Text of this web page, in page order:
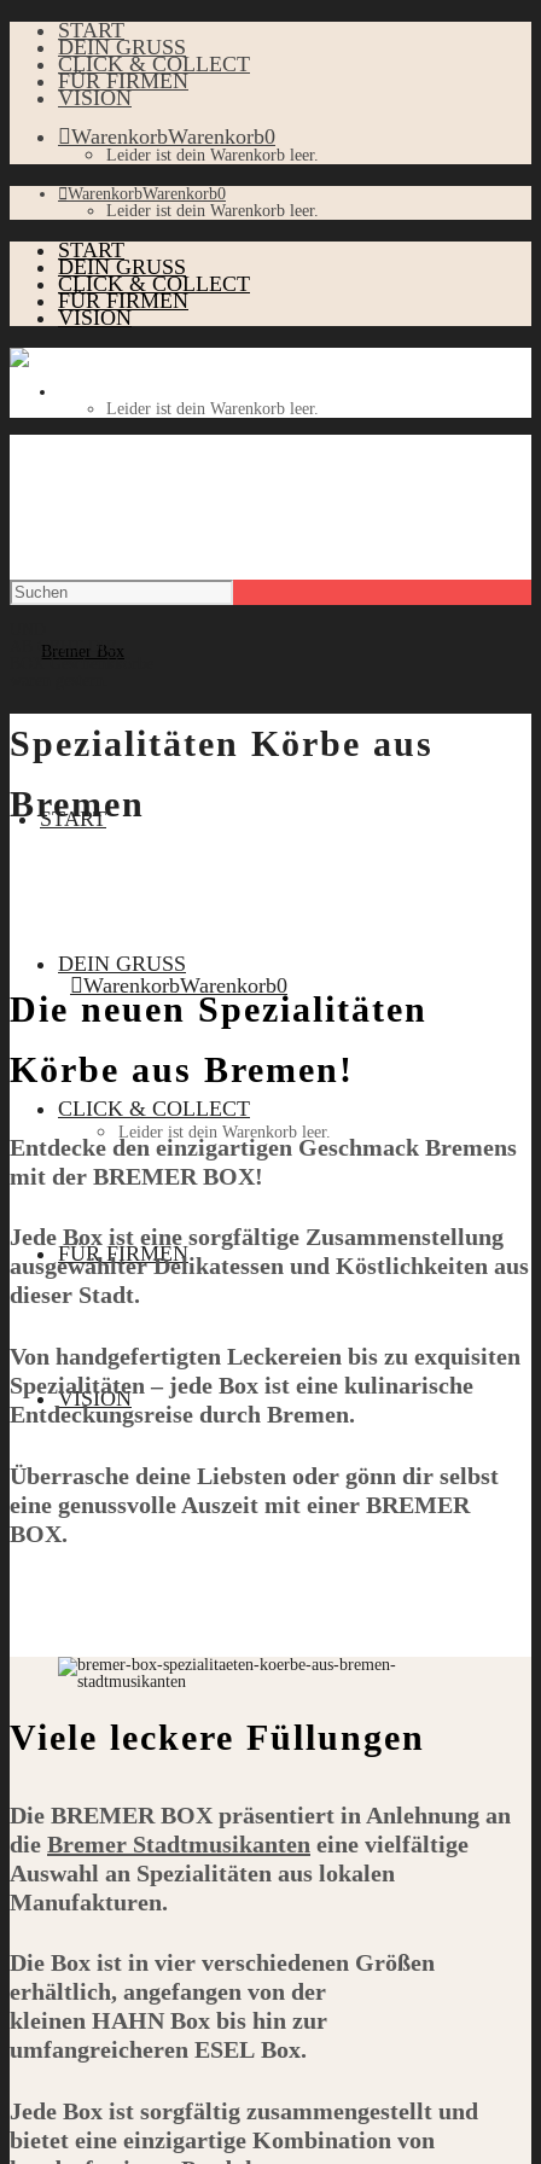
START
DEIN GRUSS
CLICK & COLLECT
FÜR FIRMEN
VISION
WarenkorbWarenkorb0
Leider ist dein Warenkorb leer.
WarenkorbWarenkorb0
Leider ist dein Warenkorb leer.
START
DEIN GRUSS
CLICK & COLLECT
FÜR FIRMEN
VISION
Leider ist dein Warenkorb leer.
START
DEIN GRUSS
CLICK & COLLECT
FÜR FIRMEN
VISION
WarenkorbWarenkorb0
Leider ist dein Warenkorb leer.
Menü
AB GEHT DIE
BOX Geschenkkörbe
Spezialitäten Körbe aus
Bremen
Die neuen Spezialitäten
Körbe aus Bremen!
Entdecke den einzigartigen Geschmack Bremens
mit der BREMER BOX!
Jede Box ist eine sorgfältige Zusammenstellung
ausgewählter Delikatessen und Köstlichkeiten aus
dieser Stadt.
Von handgefertigten Leckereien bis zu exquisiten
Spezialitäten – jede Box ist eine kulinarische
Entdeckungsreise durch Bremen.
Überrasche deine Liebsten oder gönn dir selbst
eine genussvolle Auszeit mit einer BREMER
BOX.
Viele leckere Füllungen
Die BREMER BOX präsentiert in Anlehnung an
die Bremer Stadtmusikanten eine vielfältige
Auswahl an Spezialitäten aus lokalen
Manufakturen.
Die Box ist in vier verschiedenen Größen
erhältlich, angefangen von der
kleinen HAHN Box bis hin zur
umfangreicheren ESEL Box.
Jede Box ist sorgfältig zusammengestellt und
bietet eine einzigartige Kombination von